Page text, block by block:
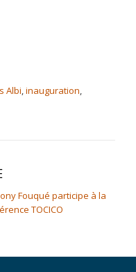
Albi,inauguration,
Fouqué participe à la
TOCICO